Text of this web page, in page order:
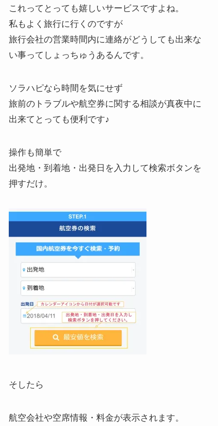
これってとっても嬉しいサービスですよね。
私もよく旅行に行くのですが
旅行会社の営業時間内に連絡がどうしても出来な
い事ってしょっちゅうあるんです。
ソラハピなら時間を気にせず
旅前のトラブルや航空券に関する相談が真夜中に
出来てとっても便利です♪
操作も簡単で
出発地・到着地・出発日を入力して検索ボタンを
押すだけ。
そしたら
航空会社や空席情報・料金が表示されます。